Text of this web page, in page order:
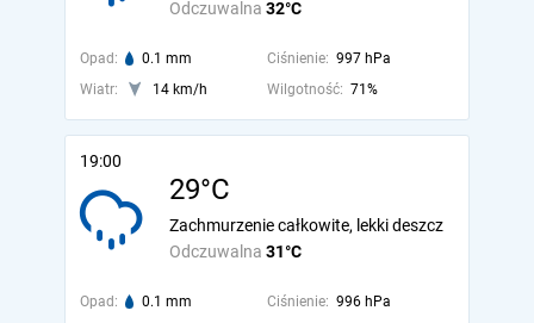
Odczuwalna 32°C
Opad: 0.1 mm Ciśnienie: 997 hPa
Wiatr:
14 km/h Wilgotność: 71%
19:00
29°C
Odczuwalna 31°C
Zachmurzenie całkowite, lekki deszcz
Opad: 0.1 mm Ciśnienie: 996 hPa